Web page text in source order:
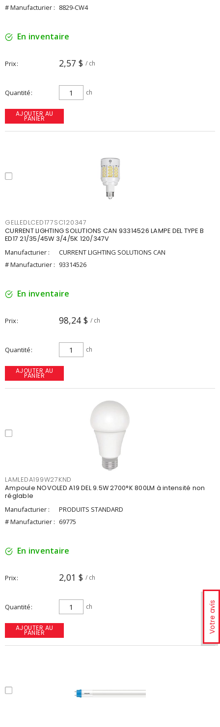
Votre avis
# Manufacturier : 8829-CW4
En inventaire
Prix 2,57 $ / ch
Quantité ch
AJOUTER AU
PANIER
GELLEDLCED177SC120347
CURRENT LIGHTING SOLUTIONS CAN 93314526 LAMPE DEL TYPE B
ED17 21/35/45W 3/4/5K 120/347V
Manufacturier :
CURRENT LIGHTING SOLUTIONS CAN
# Manufacturier : 93314526
En inventaire
Prix 98,24 $ / ch
Quantité ch
AJOUTER AU
PANIER
LAMLEDA199W27KND
Ampoule NOVOLED A19 DEL 9.5W 2700°K 800LM à intensité non
réglable
Manufacturier :
PRODUITS STANDARD
# Manufacturier : 69775
En inventaire
Prix 2,01 $ / ch
Quantité ch
AJOUTER AU
PANIER